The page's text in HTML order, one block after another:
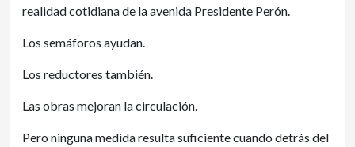
realidad cotidiana de la avenida Presidente Perón.
Los semáforos ayudan.
Los reductores también.
Las obras mejoran la circulación.
Pero ninguna medida resulta suficiente cuando detrás del